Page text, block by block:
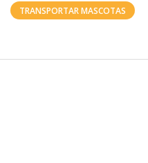
TRANSPORTAR MASCOTAS